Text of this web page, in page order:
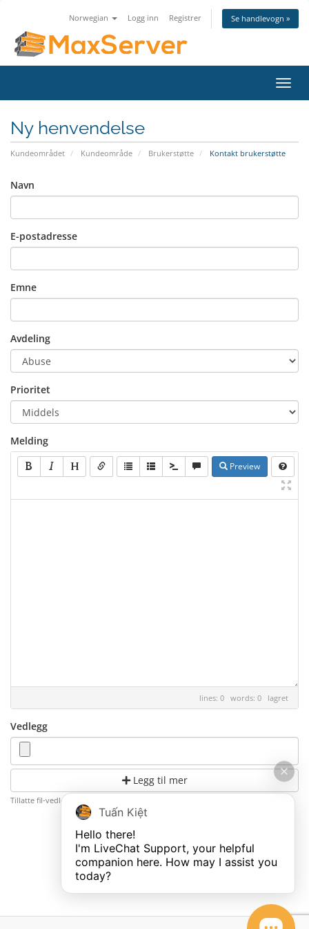
Norwegian Logg inn Registrer Se handlevogn »
Bytt
Ny henvendelse
Kundeområdet Kundeområde Brukerstøtte Kontakt brukerstøtte
Navn
E-postadresse
Emne
Avdeling
Prioritet
Melding
Preview
lines: 0 words: 0 lagret
Vedlegg
Legg til mer
Tillatte fil-vedlegg: .jpg, .gif, .jpeg, .png (Max file size: 2000MB)
Avbryt
Tuấn Kiệt
Hello there!
I'm LiveChat Support, your helpful
companion here. How may I assist you
today?